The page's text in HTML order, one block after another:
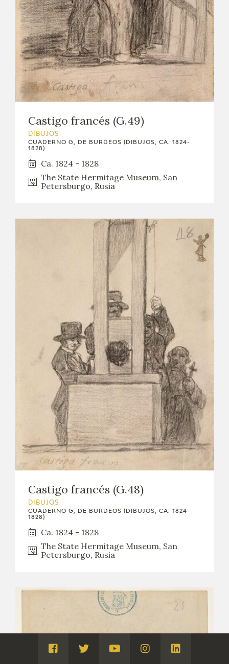
Castigo francés (G.49)
DIBUJOS
CUADERNO G, DE BURDEOS (DIBUJOS, CA. 1824-
1828)
Ca. 1824 - 1828
The State Hermitage Museum, San
Petersburgo, Rusia
Castigo francés (G.48)
DIBUJOS
CUADERNO G, DE BURDEOS (DIBUJOS, CA. 1824-
1828)
Ca. 1824 - 1828
The State Hermitage Museum, San
Petersburgo, Rusia
Visita
Visita
Visita
Visita
Visita